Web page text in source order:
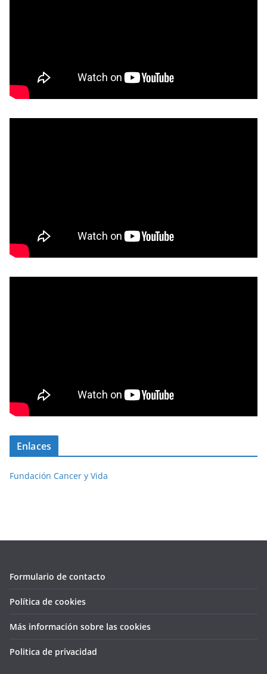
Enlaces
Fundación Cancer y Vida
Formulario de contacto
Política de cookies
Más información sobre las cookies
Politica de privacidad